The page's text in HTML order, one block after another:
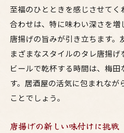
至福のひとときを感じさせてく
合わせは、特に味わい深さを増
唐揚げの旨みが引き立ちます。
まざまなスタイルのタレ唐揚
ビールで乾杯する時間は、梅
す。居酒屋の活気に包まれなが
ことでしょう。
唐揚げの新しい味付けに挑戦